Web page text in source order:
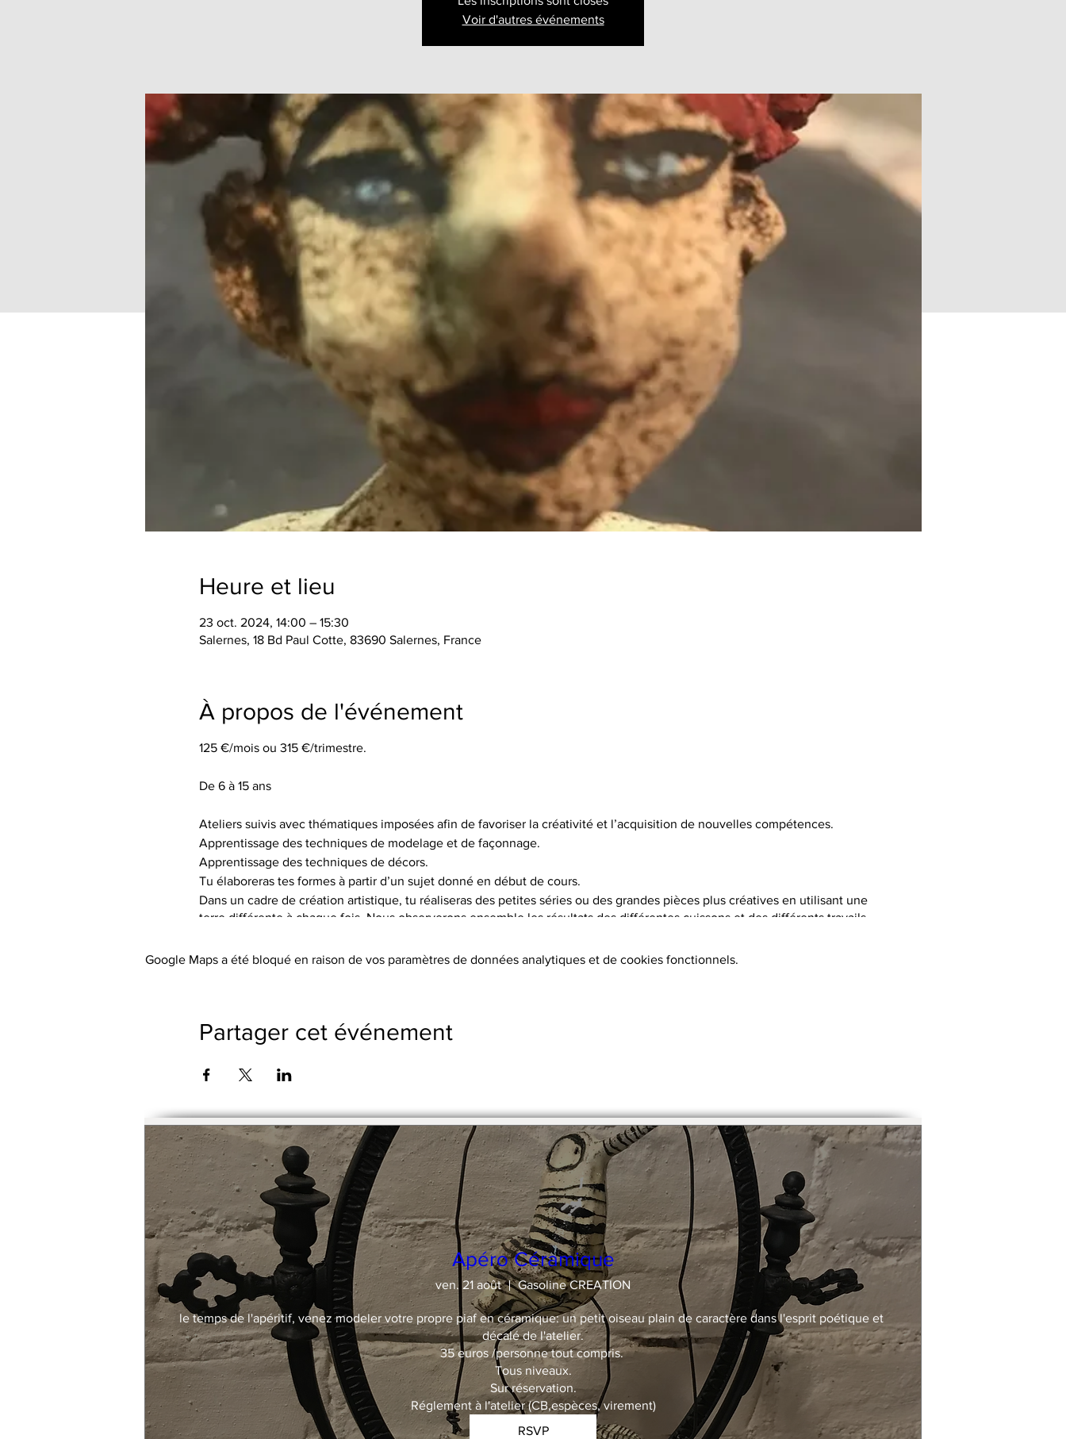
Voir d'autres événements
Heure et lieu
23 oct. 2024, 14:00 – 15:30
Salernes, 18 Bd Paul Cotte, 83690 Salernes, France
À propos de l'événement
125 €/mois ou 315 €/trimestre.
De 6 à 15 ans
Ateliers suivis avec thématiques imposées afin de favoriser la créativité et l’acquisition de nouvelles compétences.
Apprentissage des techniques de modelage et de façonnage.
Apprentissage des techniques de décors.
Tu élaboreras tes formes à partir d’un sujet donné en début de cours.
Dans un cadre de création artistique, tu réaliseras des petites séries ou des grandes pièces plus créatives en utilisant une
terre différente à chaque fois. Nous observerons ensemble les résultats des différentes cuissons et des différents travails
Tu auras à ta disposition le choix de 5 terres différentes, et pas moins de 15 engobes.
Paiement à l'atelier (espèces, chèques, cb, lien de paiement)
Possibilité de payer le trimestre en 2 x par chèque.
Google Maps a été bloqué en raison de vos paramètres de données analytiques et de cookies fonctionnels.
Partager cet événement
Apéro Céramique
ven. 21 août Gasoline CREATION
le temps de l'apéritif, venez modeler votre propre piaf en céramique: un petit oiseau plain de caractère dans l'esprit poétique et
décalé de l'atelier.
35 euros /personne tout compris.
Tous niveaux.
Sur réservation.
Réglement à l'atelier (CB,espèces, virement)
RSVP